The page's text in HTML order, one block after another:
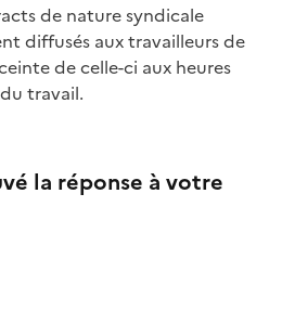
de nature syndicale
diffusés aux travailleurs de
de celle-ci aux heures
travail.
la réponse à votre